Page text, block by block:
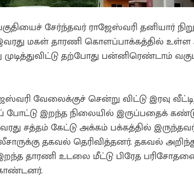
சேர்ந்தவர் ராஜேஸ்வரி தனியார்
மகள் தாரணி கொளப்பாக்கத்தில் உள்ள
முடித்துவிட்டு தற்போது பன்னிரெண்டாம்
வேலைக்குச் சென்று விட்டு இரவு
போட்டு இறந்த நிலையில் இருப்பதைக்
சத்தம் கேட்டு அக்கம் பக்கத்தில்
தகவல் தெரிவித்தனர். தகவல்
தாரணி உடலை மீட்டு பிரேத